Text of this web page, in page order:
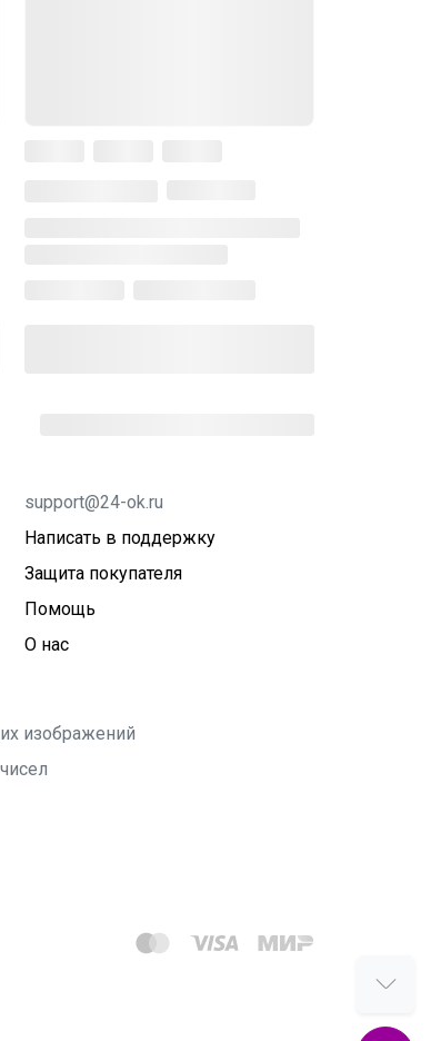
support@24-ok.ru
Написать в поддержку
Защита покупателя
Помощь
О нас
изображений